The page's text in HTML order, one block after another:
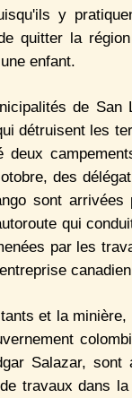
y
quitter la
enfant.
de San
détruisent les
des
sont arrivées
qui
par les
et la
Salazar,
travaux dans